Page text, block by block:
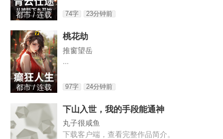
都市 / 连载 74字 23分钟前
都市 / 连载
桃花劫
推窗望岳
...
97字 24分钟前
下山入世，我的手段能通神
丸子很咸鱼
下载客户端，查看完整作品简介。